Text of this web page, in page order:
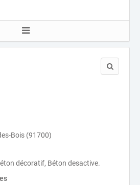
Bois (91700)
décoratif, Béton desactive.